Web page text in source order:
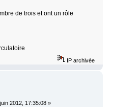
de trois et ont un rôle
IP archivée
2012, 17:35:08 »